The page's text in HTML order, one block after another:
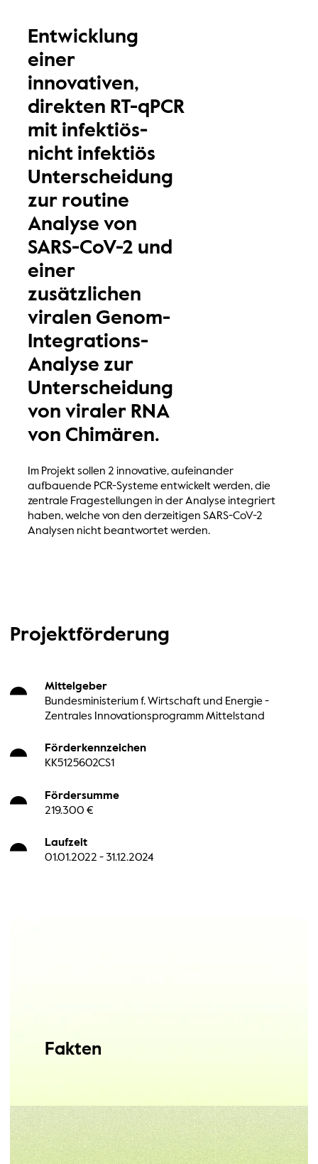
Entwicklung
einer
innovativen,
direkten RT-qPCR
mit infektiös-
nicht infektiös
Unterscheidung
zur routine
Analyse von
SARS-CoV-2 und
einer
zusätzlichen
viralen Genom-
Integrations-
Analyse zur
Unterscheidung
von viraler RNA
von Chimären.
Im Projekt sollen 2 innovative, aufeinander
aufbauende PCR-Systeme entwickelt werden, die
zentrale Fragestellungen in der Analyse integriert
haben, welche von den derzeitigen SARS-CoV-2
Analysen nicht beantwortet werden.
Projektförderung
Mittelgeber
Bundesministerium f. Wirtschaft und Energie -
Zentrales Innovationsprogramm Mittelstand
Förderkennzeichen
KK5125602CS1
Fördersumme
219.300 €
Laufzeit
01.01.2022 - 31.12.2024
Fakten